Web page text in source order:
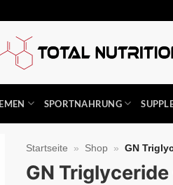
SPORTNAHRUNG
Startseite » Shop » GN
GN